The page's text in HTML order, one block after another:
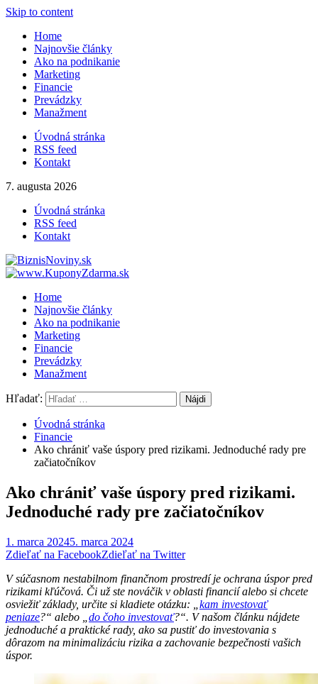
Skip to content
Home
Najnovšie články
Ako na podnikanie
Marketing
Financie
Prevádzky
Manažment
Úvodná stránka
RSS feed
Kontakt
7. augusta 2026
Úvodná stránka
RSS feed
Kontakt
Home
Najnovšie články
Ako na podnikanie
Marketing
Financie
Prevádzky
Manažment
Hľadať:
Úvodná stránka
Financie
Ako chrániť vaše úspory pred rizikami. Jednoduché rady pre
začiatočníkov
Ako chrániť vaše úspory pred rizikami.
Jednoduché rady pre začiatočníkov
1. marca 20245. marca 2024
Zdieľať na FacebookZdieľať na Twitter
V súčasnom nestabilnom finančnom prostredí je ochrana úspor pred
rizikami kľúčová. Či už ste nováčik v oblasti financií alebo si chcete
osviežiť základy, určite si kladiete otázku: „ kam investovať
peniaze?“ alebo „ do čoho investovať?“. V našom článku nájdete
jednoduché a praktické rady, ako sa pustiť do investovania s
dôrazom na minimalizáciu rizika a zachovanie bezpečnosti vašich
úspor.